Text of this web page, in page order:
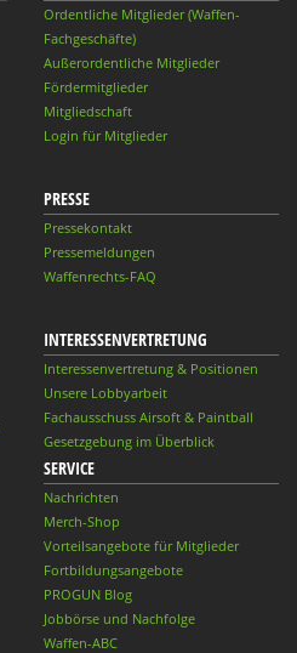
Ordentliche Mitglieder (Waffen-
Fachgeschäfte)
Außerordentliche Mitglieder
Fördermitglieder
Mitgliedschaft
Login für Mitglieder
PRESSE
Pressekontakt
Pressemeldungen
Waffenrechts-FAQ
INTERESSENVERTRETUNG
Interessenvertretung & Positionen
Unsere Lobbyarbeit
Fachausschuss Airsoft & Paintball
Gesetzgebung im Überblick
SERVICE
Nachrichten
Merch-Shop
Vorteilsangebote für Mitglieder
Fortbildungsangebote
PROGUN Blog
Jobbörse und Nachfolge
Waffen-ABC